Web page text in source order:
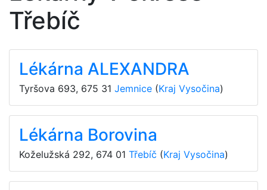
Třebíč
Lékárna ALEXANDRA
Tyršova 693, 675 31 Jemnice (Kraj Vysočina)
Lékárna Borovina
Koželužská 292, 674 01 Třebíč (Kraj Vysočina)